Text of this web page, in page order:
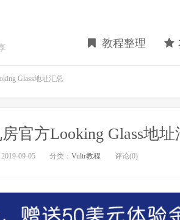
教程整理
Glass地址汇总
官方Looking Glass地址
09-05 分类： Vultr教程 评论(0)